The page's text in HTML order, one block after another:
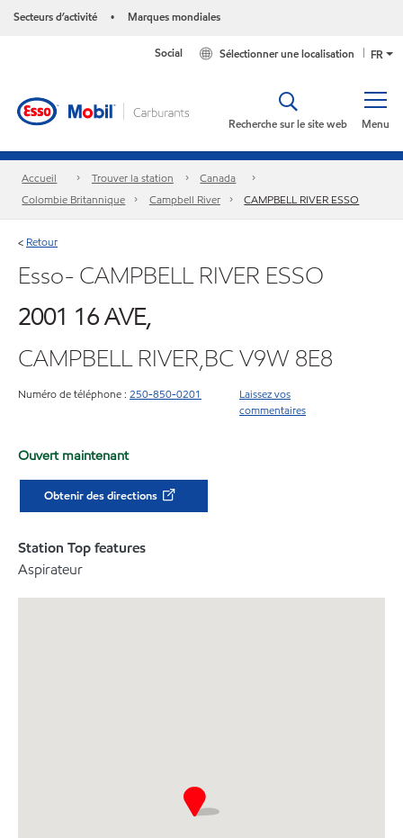
Secteurs d’activité • Marques mondiales
FR
Sélectionner une localisation
Social
Menu
Recherche sur le site web
Accueil Trouver la station
Canada
Colombie Britannique
Campbell River CAMPBELL RIVER ESSO
< Retour
Esso- CAMPBELL RIVER ESSO
2001 16 AVE,
CAMPBELL RIVER,BC V9W 8E8
Numéro de téléphone : 250-850-0201
Laissez vos
commentaires
Ouvert maintenant
Obtenir des directions
Station Top features
Aspirateur